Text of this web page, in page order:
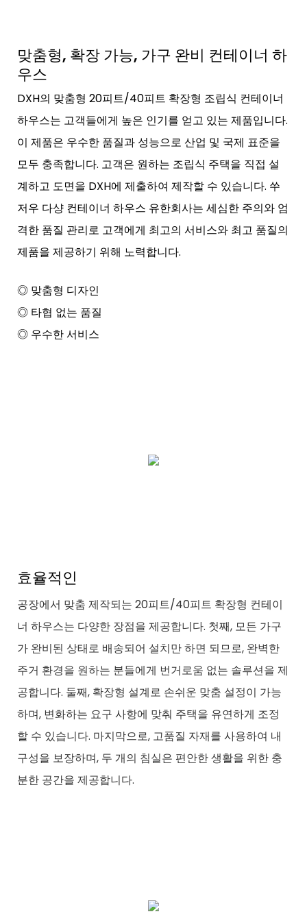
맞춤형, 확장 가능, 가구 완비 컨테이너 하
우스
DXH의 맞춤형 20피트/40피트 확장형 조립식 컨테이너
하우스는 고객들에게 높은 인기를 얻고 있는 제품입니다.
이 제품은 우수한 품질과 성능으로 산업 및 국제 표준을
모두 충족합니다. 고객은 원하는 조립식 주택을 직접 설
계하고 도면을 DXH에 제출하여 제작할 수 있습니다. 쑤
저우 다샹 컨테이너 하우스 유한회사는 세심한 주의와 엄
격한 품질 관리로 고객에게 최고의 서비스와 최고 품질의
제품을 제공하기 위해 노력합니다.
◎ 맞춤형 디자인
◎ 타협 없는 품질
◎ 우수한 서비스
효율적인
공장에서 맞춤 제작되는 20피트/40피트 확장형 컨테이
너 하우스는 다양한 장점을 제공합니다. 첫째, 모든 가구
가 완비된 상태로 배송되어 설치만 하면 되므로, 완벽한
주거 환경을 원하는 분들에게 번거로움 없는 솔루션을 제
공합니다. 둘째, 확장형 설계로 손쉬운 맞춤 설정이 가능
하며, 변화하는 요구 사항에 맞춰 주택을 유연하게 조정
할 수 있습니다. 마지막으로, 고품질 자재를 사용하여 내
구성을 보장하며, 두 개의 침실은 편안한 생활을 위한 충
분한 공간을 제공합니다.